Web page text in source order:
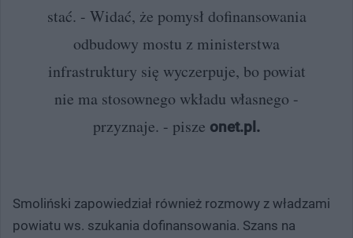
stać. - Widać, że pomysł dofinansowania
odbudowy mostu z ministerstwa
infrastruktury się wyczerpuje, bo powiat
nie ma stosownego wkładu własnego -
przyznaje. - pisze onet.pl.
Smoliński zapowiedział również rozmowy z władzami
powiatu ws. szukania dofinansowania. Szans na